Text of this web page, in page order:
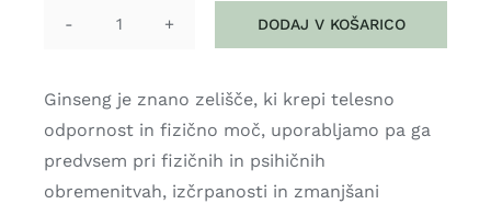
V
PRAHU
(EKO),
60
DODAJ V KOŠARICO
Ginseng je znano zelišče, ki krepi telesno
odpornost in fizično moč, uporabljamo pa ga
predvsem pri fizičnih in psihičnih
obremenitvah, izčrpanosti in zmanjšani